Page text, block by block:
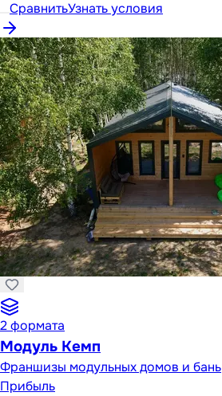
СравнитьУзнать условия
2формата
Модуль Кемп
Франшизы модульных домов и бань
Прибыль